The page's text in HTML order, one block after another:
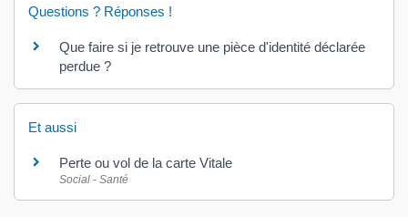
Questions ? Réponses !
Que faire si je retrouve une pièce d'identité déclarée
perdue ?
Et aussi
Perte ou vol de la carte Vitale
Social - Santé